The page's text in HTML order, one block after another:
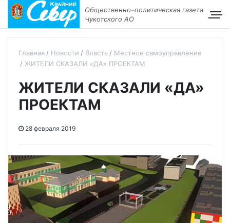
Общественно–политическая газета
Чукотского АО
Главная Новости Власть
Местное самоуправление
ЖИТЕЛИ СКАЗАЛИ «ДА» ПРОЕКТАМ
ЖИТЕЛИ СКАЗАЛИ «ДА»
ПРОЕКТАМ
28 февраля 2019